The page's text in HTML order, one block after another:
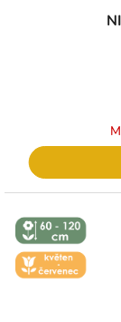
↕️ VÝŠKA 60
- 120 CM
🌼 KVĚT -
ČERVEN